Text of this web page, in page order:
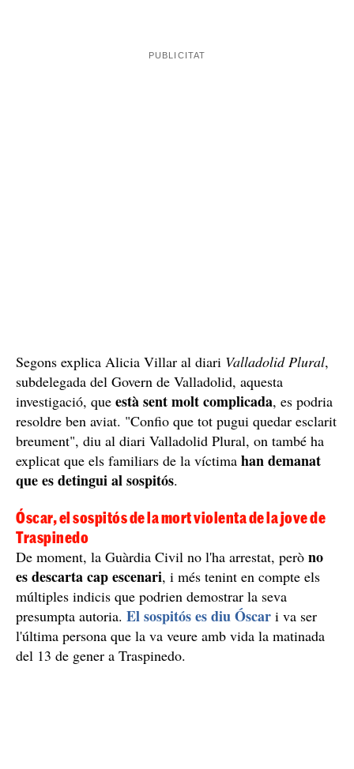
Segons explica Alicia Villar al diari Valladolid Plural,
subdelegada del Govern de Valladolid, aquesta
investigació, que està sent molt complicada, es podria
resoldre ben aviat. "Confio que tot pugui quedar esclarit
breument", diu al diari Valladolid Plural, on també ha
explicat que els familiars de la víctima han demanat
que es detingui al sospitós.